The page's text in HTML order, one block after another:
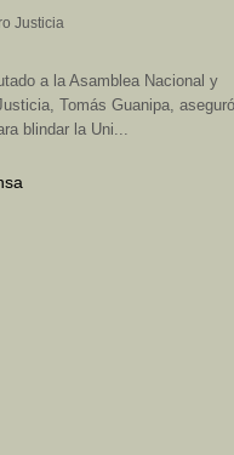
Justicia
a la Asamblea Nacional y
Tomás Guanipa, aseguró
blindar la Uni...